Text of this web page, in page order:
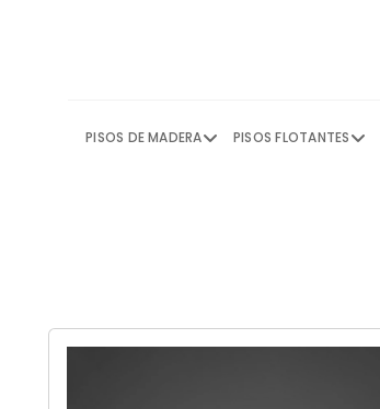
PISOS DE MADERA PISOS FLOTANTES